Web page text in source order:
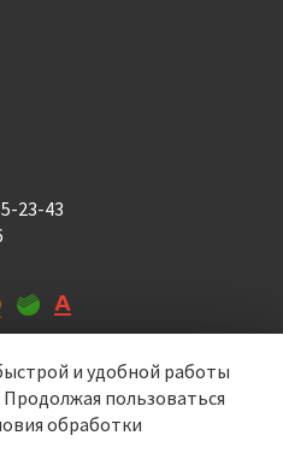
23-43
контент, 2022
и удобной работы
пользоваться
обработки